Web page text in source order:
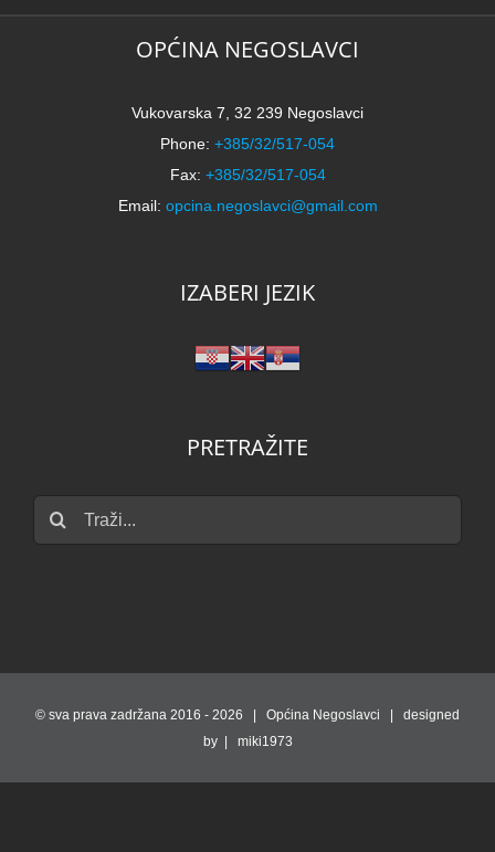
OPĆINA NEGOSLAVCI
Vukovarska 7, 32 239 Negoslavci
Phone: +385/32/517-054
Fax: +385/32/517-054
Email: opcina.negoslavci@gmail.com
IZABERI JEZIK
PRETRAŽITE
Traži...
© sva prava zadržana 2016 - 2026 | Općina Negoslavci | designed
by | miki1973